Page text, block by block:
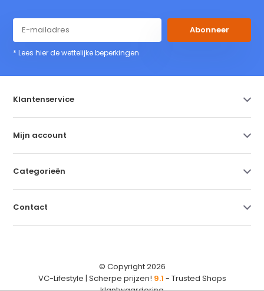
Abonneer
* Lees hier de wettelijke beperkingen
Klantenservice
Mijn account
Categorieën
Contact
© Copyright 2026
VC-Lifestyle | Scherpe prijzen! 9.1 - Trusted Shops